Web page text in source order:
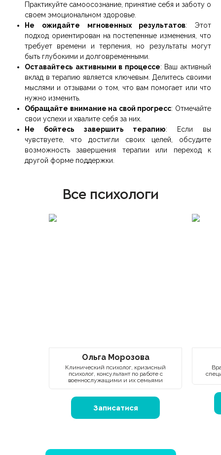
Практикуйте самоосознание, принятие себя и заботу о
своем эмоциональном здоровье.
Не ожидайте мгновенных результатов: Этот
подход ориентирован на постепенные изменения, что
требует времени и терпения, но результаты могут
быть глубокими и долговременными.
Оставайтесь активными в процессе: Ваш активный
вклад в терапию является ключевым. Делитесь своими
мыслями и отзывами о том, что вам помогает или что
нужно изменить.
Обращайте внимание на свой прогресс: Отмечайте
свои успехи и хвалите себя за них.
Не бойтесь завершить терапию: Если вы
чувствуете, что достигли своих целей, обсудите
возможность завершения терапии или переход к
другой форме поддержки.
Все психологи
Ольга Морозова
Клинический психолог, кризисный
психолог, консультант по работе с
военнослужащими и их семьями
Записатися